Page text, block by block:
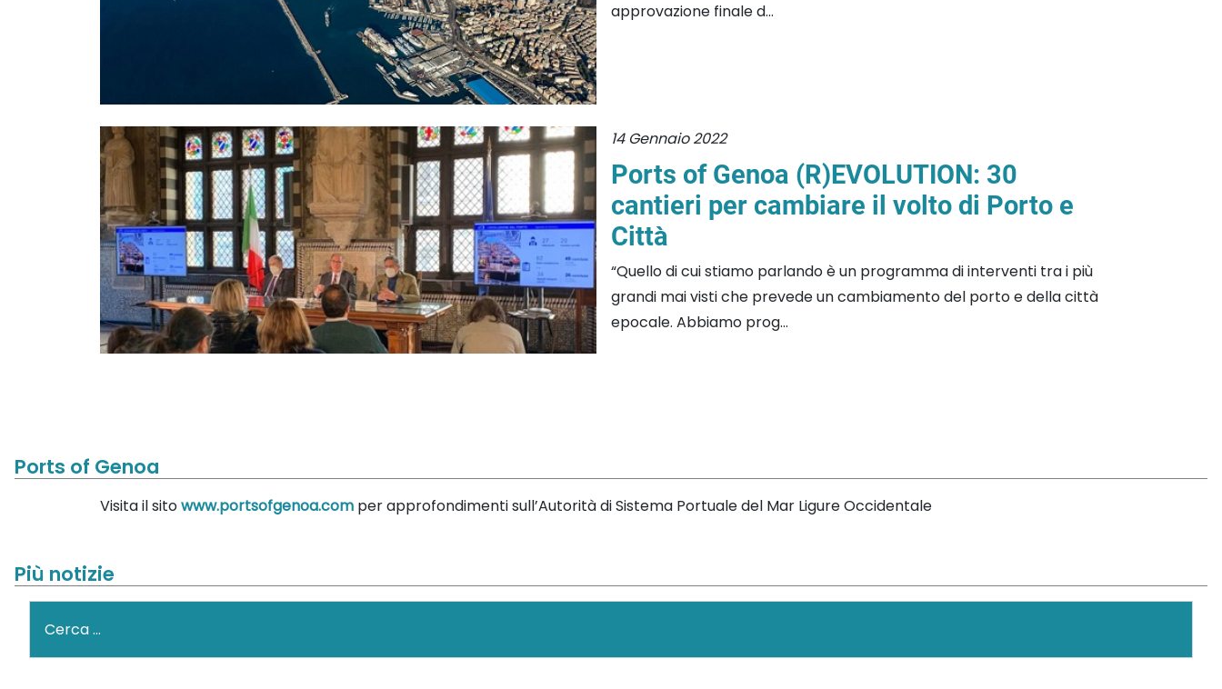
approvazione finale d...
14 Gennaio 2022
Ports of Genoa (R)EVOLUTION: 30
cantieri per cambiare il volto di Porto e
Città
“Quello di cui stiamo parlando è un programma di interventi tra i più
grandi mai visti che prevede un cambiamento del porto e della città
epocale. Abbiamo prog...
Ports of Genoa
Visita il sitowww.portsofgenoa.com per approfondimenti sull’Autorità di Sistema Portuale del Mar Ligure Occidentale
Più notizie